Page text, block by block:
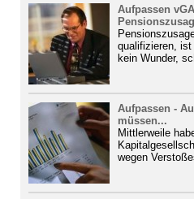
Aufpassen
qualifizieren,
kein Wunder,
Aufpassen -
müssen...
Mittlerweile
wegen